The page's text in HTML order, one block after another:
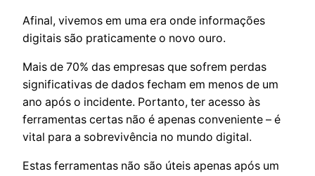
Afinal, vivemos em uma era onde informações
digitais são praticamente o novo ouro.
Mais de 70% das empresas que sofrem perdas
significativas de dados fecham em menos de um
ano após o incidente. Portanto, ter acesso às
ferramentas certas não é apenas conveniente – é
vital para a sobrevivência no mundo digital.
Estas ferramentas não são úteis apenas após um